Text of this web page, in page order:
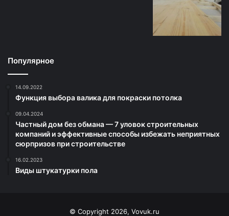
Популярное
14.09.2022
Функция выбора валика для покраски потолка
09.04.2024
Частный дом без обмана — 7 уловок строительных
компаний и эффективные способы избежать неприятных
сюрпризов при строительстве
16.02.2023
Виды штукатурки пола
© Copyright 2026, Vovuk.ru